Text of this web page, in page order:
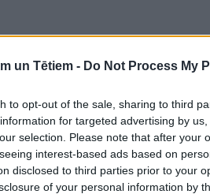
un Tētiem - Do Not Process My
to opt-out of the sale, sharing to third
for targeted advertising by
selection. Please note that after your
interest-based ads based on
disclosed to third parties prior to your
of your personal information by